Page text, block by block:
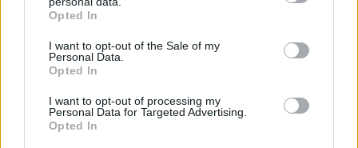
grant or deny consent to Google and its third-party tags to
use your data for below specified purposes in below Google
consent section.
Opted In
I want to opt-out of the Sale of my
Personal Data.
Opted In
I want to opt-out of processing my
Personal Data for Targeted Advertising.
Opted In